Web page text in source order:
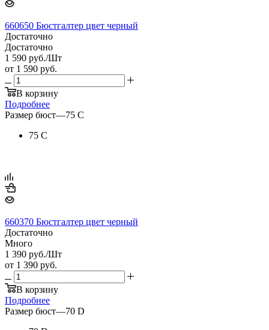
660650 Бюстгалтер цвет черный
Достаточно
Достаточно
1 590 руб./Шт
от 1 590 руб.
В корзину
Подробнее
Размер бюст—75 С
75 С
660370 Бюстгалтер цвет черный
Достаточно
Много
1 390 руб./Шт
от 1 390 руб.
В корзину
Подробнее
Размер бюст—70 D